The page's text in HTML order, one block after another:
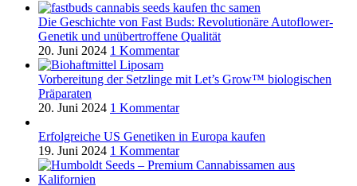
Die Geschichte von Fast Buds: Revolutionäre Autoflower-
Genetik und unübertroffene Qualität
20. Juni 2024 1 Kommentar
Vorbereitung der Setzlinge mit Let’s Grow™ biologischen
Präparaten
20. Juni 2024 1 Kommentar
Erfolgreiche US Genetiken in Europa kaufen
19. Juni 2024 1 Kommentar